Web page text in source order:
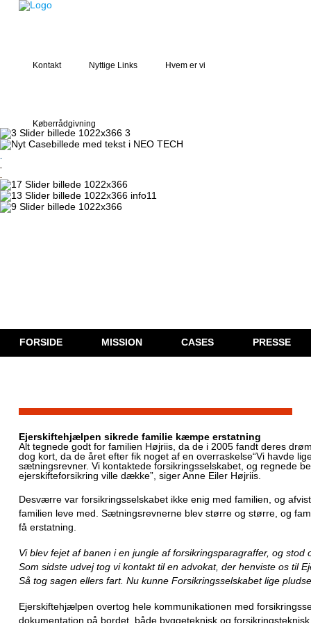
Kontakt Nyttige Links Hvem er vi
Køberrådgivning
FORSIDE MISSION CASES PRESSE
Ejerskiftehjælpen sikrede familie kæmpe erstatning
Alt tegnede godt for familien Højriis, da de i 2005 fandt deres
dog kort, da de året efter fik noget af en overraskelse“Vi havde
sætningsrev­ner. Vi kontaktede forsikringsselskabet, og regnede
ejerskifteforsikring ville dække”, siger Anne Eiler Højriis.
Desværre var forsikringsselskabet ikke enig med familien, og
familien leve med. Sætningsrevnerne blev større og større, og
få erstatning.
Vi blev fejet af banen i en jungle af forsikringsparagraffer, og
Som sidste udvej tog vi kontakt til en advokat, der henviste os til
Så tog sagen ellers fart. Nu kunne Forsikringsselskabet lige
Ejerskiftehjælpen overtog hele kommunikationen med
dokumentation på bordet, både byg­geteknisk og